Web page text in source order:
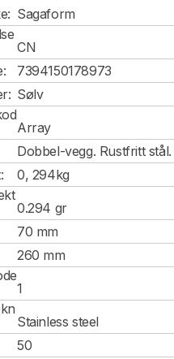
Sagaform
CN
7394150178973
Sølv
Array
Dobbel-vegg. Rustfritt stål.
0, 294kg
0.294 gr
70 mm
260 mm
1
Stainless steel
50